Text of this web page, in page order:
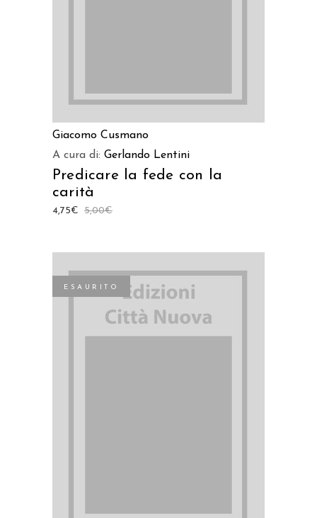
Giacomo Cusmano
A cura di: Gerlando Lentini
Predicare la fede con la
carità
5,00€
4,75€
ESAURITO